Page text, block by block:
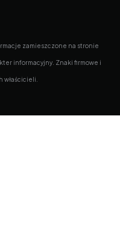
zamieszczone na stronie
informacyjny. Znaki firmowe i
właścicieli.